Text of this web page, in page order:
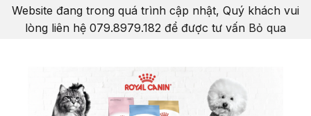
Website đang trong quá trình cập nhật, Quý khách vui
lòng liên hệ 079.8979.182 để được tư vấn Bỏ qua